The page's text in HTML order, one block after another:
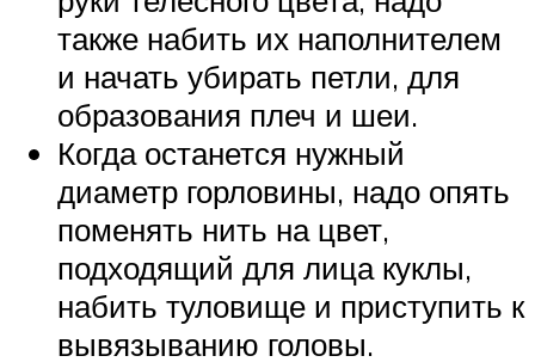
также набить их наполнителем
и начать убирать петли, для
образования плеч и шеи.
Когда останется нужный
диаметр горловины, надо опять
поменять нить на цвет,
подходящий для лица куклы,
набить туловище и приступить к
вывязыванию головы.